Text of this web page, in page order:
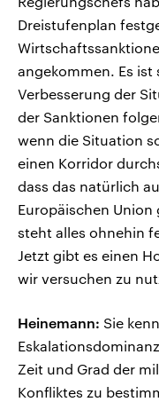
Dreistufenplan
angekommen. Es ist
Verbesserung der
der Sanktionen
wenn die Situation
einen Korridor
dass das natürlich
Europäischen
steht alles ohnehin
Jetzt gibt es einen
wir versuchen zu
Heinemann: Sie
Zeit und Grad der
Konfliktes zu